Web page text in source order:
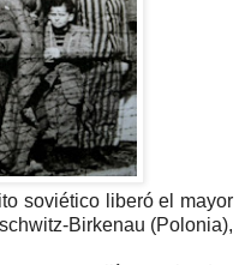
soviético liberó el mayor
Birkenau (Polonia),